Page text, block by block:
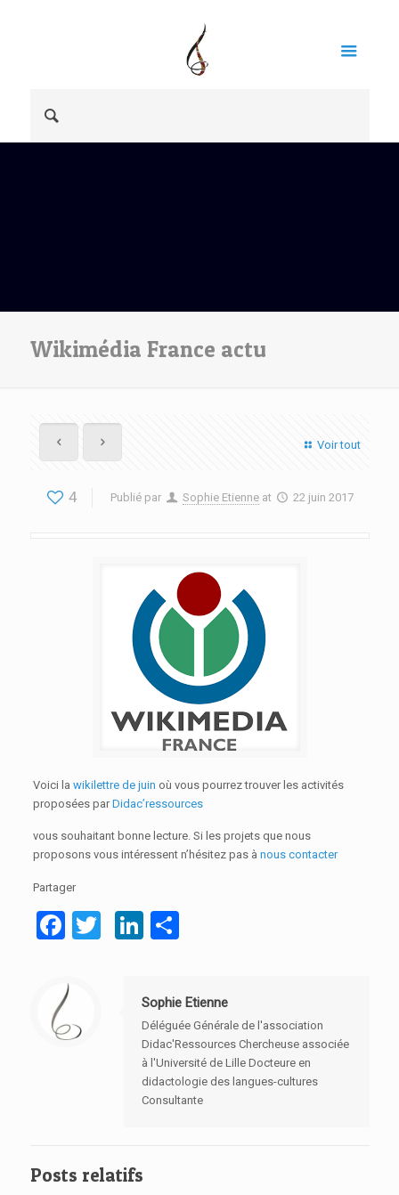
Wikimédia France actu
Voir tout
4 Publié par Sophie Etienne at 22 juin 2017
Voici lawikilettre de juin où vous pourrez trouver les activités
proposées parDidac’ressources
vous souhaitant bonne lecture. Si les projets que nous
proposons vous intéressent n’hésitez pas ànous contacter
Partager
Facebook
TwitterLinkedIn
Sophie Etienne
Déléguée Générale de l'association
Didac'Ressources Chercheuse associée
à l'Université de Lille Docteure en
didactologie des langues-cultures
Consultante
Posts relatifs